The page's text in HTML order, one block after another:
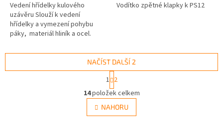
hvězdiček.
Vedení hřídelky kulového
uzávěru Slouží k vedení
hřídelky a vymezení pohybu
páky, materiál hliník a ocel.
hvězdiček.
Vodítko zpětné klapky k PS12
O
v
l
á
NAČÍST DALŠÍ 2
t
r
á
n
k
1 2
14položek celkem
NAHORU